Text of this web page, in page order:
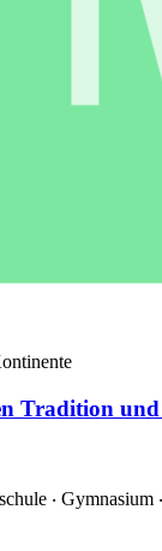
Tradition
‧ Gymnasium